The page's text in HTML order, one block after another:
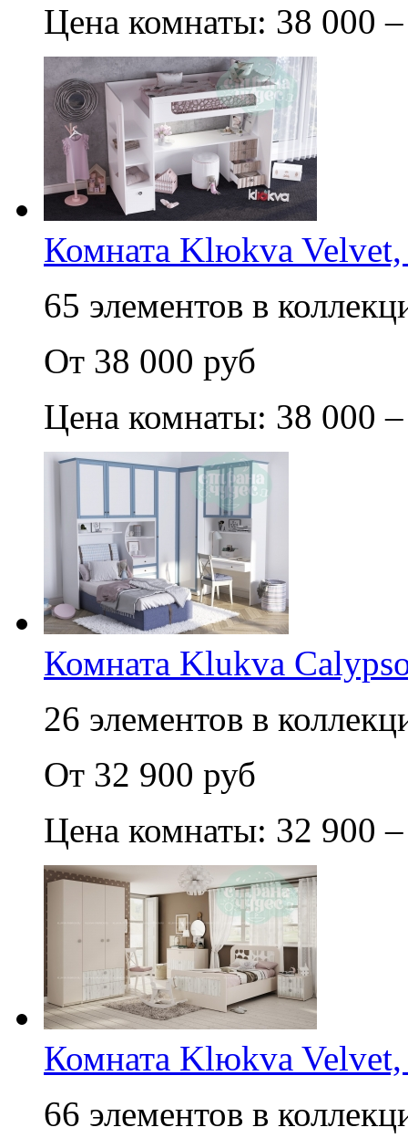
Цена комнаты: 38 000
Комната Klюkva Velvet,
65 элементов в
От 38 000 руб
Цена комнаты: 38 000
Комната Klukva
26 элементов в
От 32 900 руб
Цена комнаты: 32 900
Комната Klюkva
66 элементов в